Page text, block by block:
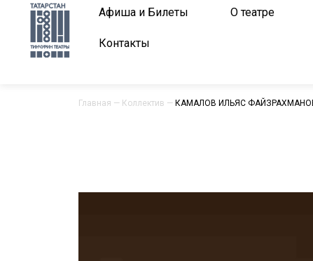
Афиша и Билеты О театре
Контакты
Главная — Коллектив — КАМАЛОВ ИЛЬЯС